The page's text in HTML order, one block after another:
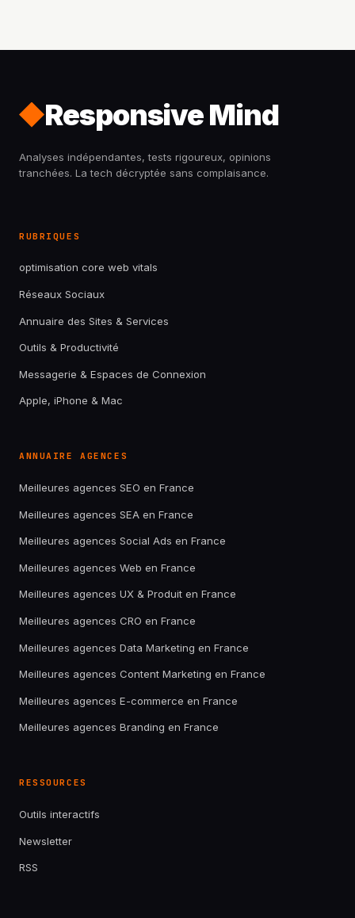
Responsive Mind
Analyses indépendantes, tests rigoureux, opinions
tranchées. La tech décryptée sans complaisance.
RUBRIQUES
optimisation core web vitals
Réseaux Sociaux
Annuaire des Sites & Services
Outils & Productivité
Messagerie & Espaces de Connexion
Apple, iPhone & Mac
ANNUAIRE AGENCES
Meilleures agences SEO en France
Meilleures agences SEA en France
Meilleures agences Social Ads en France
Meilleures agences Web en France
Meilleures agences UX & Produit en France
Meilleures agences CRO en France
Meilleures agences Data Marketing en France
Meilleures agences Content Marketing en France
Meilleures agences E-commerce en France
Meilleures agences Branding en France
RESSOURCES
Outils interactifs
Newsletter
RSS